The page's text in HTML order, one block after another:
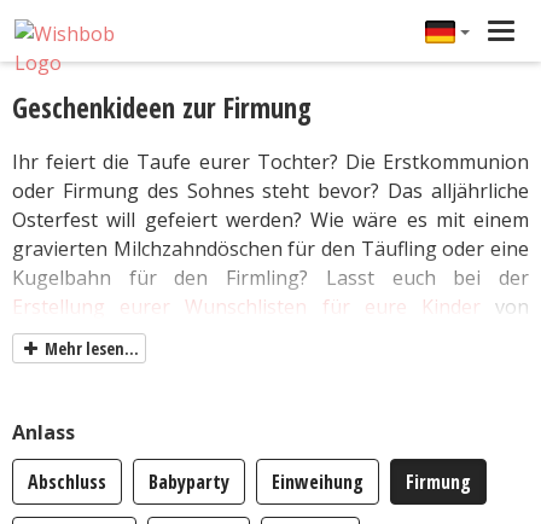
Geschenkideen zur Firmung
Ihr feiert die Taufe eurer Tochter? Die Erstkommunion
oder Firmung des Sohnes steht bevor? Das alljährliche
Osterfest will gefeiert werden? Wie wäre es mit einem
gravierten Milchzahndöschen für den Täufling oder eine
Kugelbahn für den Firmling? Lasst euch bei der
Erstellung eurer Wunschlisten für eure Kinder von
unseren ausgewählten Geschenkideen inspirieren. Ihr
könnt Vorschläge, die euch gefallen, ganz einfach mit
hinzufügen.
Mehr lesen...
Anlass
Abschluss
Babyparty Einweihung Firmung